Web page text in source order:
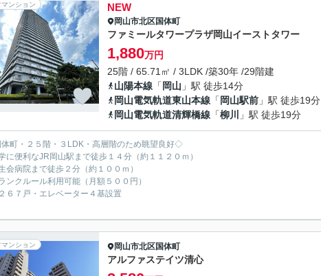
マンション NEW
岡山市北区国体町
ファミールタワープラザ岡山イーストタワー
1,880万円
25階 / 65.71㎡ / 3LDK /築30年 /29階建
山陽本線 「 岡山 」駅 徒歩14分
岡山電気軌道東山本線 「 岡山駅前 」駅 徒歩19分
岡山電気軌道清輝橋線 「柳川 」駅 徒歩19分
町・２５階・３LDK・高層階のため眺望良好◇
に便利なJR岡山駅まで徒歩１４分（約１１２０ｍ）
会病院まで徒歩２分（約１００ｍ）
ンクルール利用可能（月額５００円）
６７戸・エレベーター４基設置
マンション 岡山市北区国体町
アルファステイツ清心